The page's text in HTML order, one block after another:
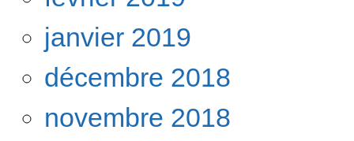
janvier 2019
décembre 2018
novembre 2018